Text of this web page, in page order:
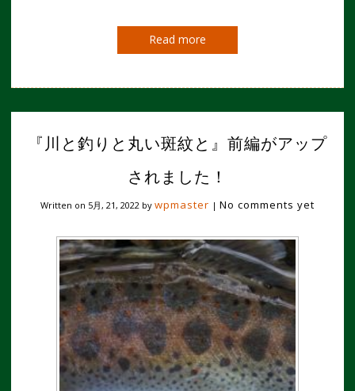
Read more
『川と釣りと丸い斑紋と』前編がアップ
されました！
Written on 5月, 21, 2022 by wpmaster | No comments yet